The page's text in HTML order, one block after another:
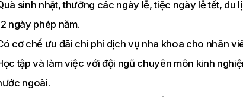
sinh nhật, thưởng các ngày lễ, tiệc ngày lễ tết, du
ngày phép năm.
cơ chế ưu đãi chi phí dịch vụ nha khoa cho nhân
tập và làm việc với đội ngũ chuyên môn kinh
ngoài.